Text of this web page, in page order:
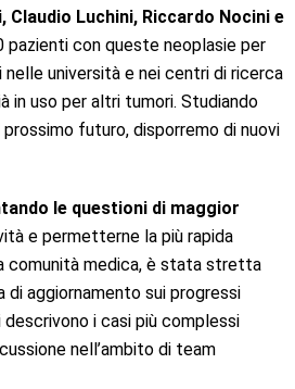
Claudio Luchini, Riccardo Nocini e
pazienti con queste neoplasie per
nelle università e nei centri di ricerca
in uso per altri tumori. Studiando
futuro, disporremo di nuovi
le questioni di maggior
e permetterne la più rapida
comunità medica, è stata stretta
di aggiornamento sui progressi
descrivono i casi più complessi
nell’ambito di team